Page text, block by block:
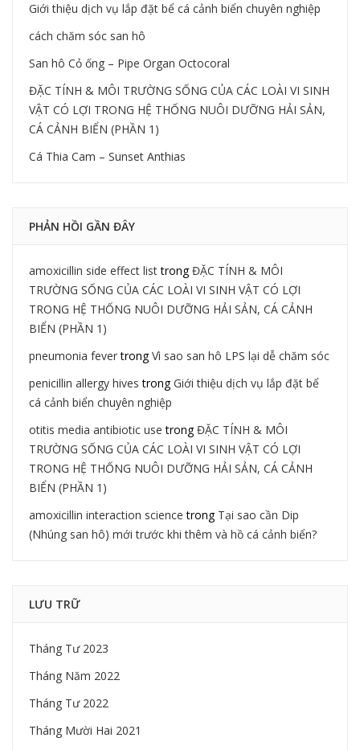
Giới thiệu dịch vụ lắp đặt bể cá cảnh biển chuyên nghiệp
cách chăm sóc san hô
San hô Cỏ ống – Pipe Organ Octocoral
ĐẶC TÍNH & MÔI TRƯỜNG SỐNG CỦA CÁC LOÀI VI SINH
VẬT CÓ LỢI TRONG HỆ THỐNG NUÔI DƯỠNG HẢI SẢN,
CÁ CẢNH BIỂN (PHẦN 1)
Cá Thia Cam – Sunset Anthias
PHẢN HỒI GẦN ĐÂY
amoxicillin side effect listtrongĐẶC TÍNH & MÔI
TRƯỜNG SỐNG CỦA CÁC LOÀI VI SINH VẬT CÓ LỢI
TRONG HỆ THỐNG NUÔI DƯỠNG HẢI SẢN, CÁ CẢNH
BIỂN (PHẦN 1)
pneumonia fevertrongVì sao san hô LPS lại dễ chăm sóc
penicillin allergy hives trongGiới thiệu dịch vụ lắp đặt bể
cá cảnh biển chuyên nghiệp
otitis media antibiotic use trongĐẶC TÍNH & MÔI
TRƯỜNG SỐNG CỦA CÁC LOÀI VI SINH VẬT CÓ LỢI
TRONG HỆ THỐNG NUÔI DƯỠNG HẢI SẢN, CÁ CẢNH
BIỂN (PHẦN 1)
amoxicillin interaction science trong Tại sao cần Dip
(Nhúng san hô) mới trước khi thêm và hồ cá cảnh biển?
LƯU TRỮ
Tháng Tư 2023
Tháng Năm 2022
Tháng Tư 2022
Tháng Mười Hai 2021